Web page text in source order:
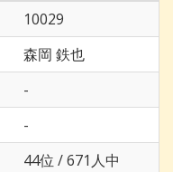
10029
森岡 鉄也
-
-
44位 / 671人中